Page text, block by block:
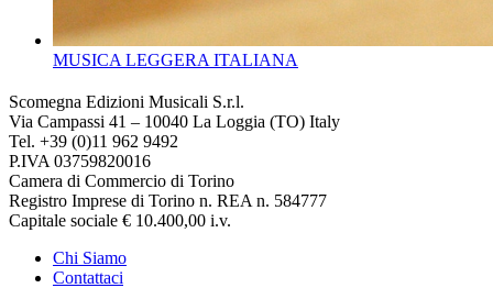
MUSICA LEGGERA ITALIANA
Scomegna Edizioni Musicali S.r.l.
Via Campassi 41 – 10040 La Loggia (TO) Italy
Tel. +39 (0)11 962 9492
P.IVA 03759820016
Camera di Commercio di Torino
Registro Imprese di Torino n. REA n. 584777
Capitale sociale € 10.400,00 i.v.
Chi Siamo
Contattaci